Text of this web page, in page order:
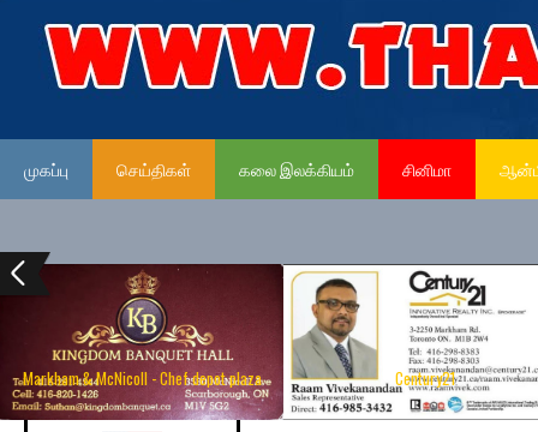
முகப்பு செய்திகள் கலை இலக்கியம் சினிமா
Markham & McNicoll - Chef depot plaza Century21
UK (London) Monday, December 2,